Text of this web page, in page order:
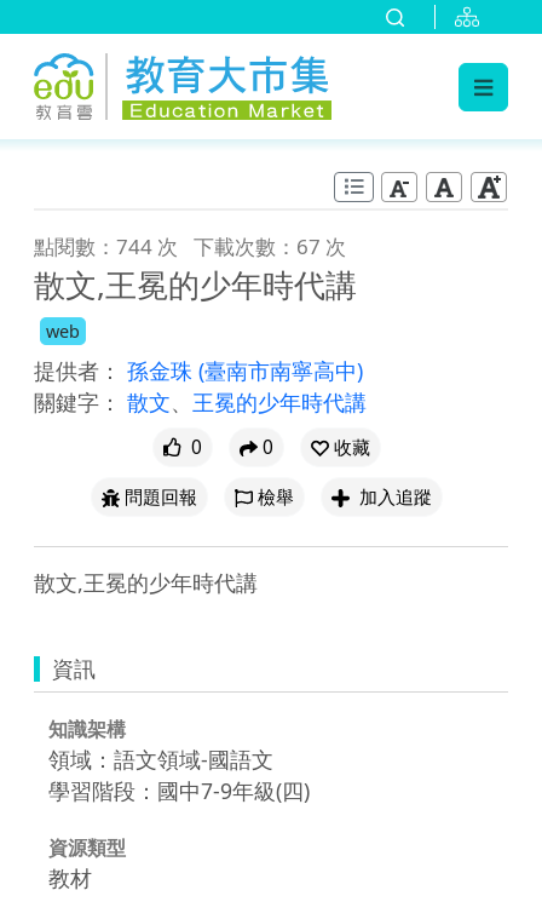
點閱數：744 次 下載次數：67 次
散文,王冕的少年時代講
web
提供者： 孫金珠 (臺南市南寧高中)
關鍵字： 散文、 王冕的少年時代講
0 0
收藏
問題回報
檢舉 加入追蹤
散文,王冕的少年時代講
資訊
知識架構
領域：語文領域-國語文
學習階段：國中7-9年級(四)
資源類型
教材